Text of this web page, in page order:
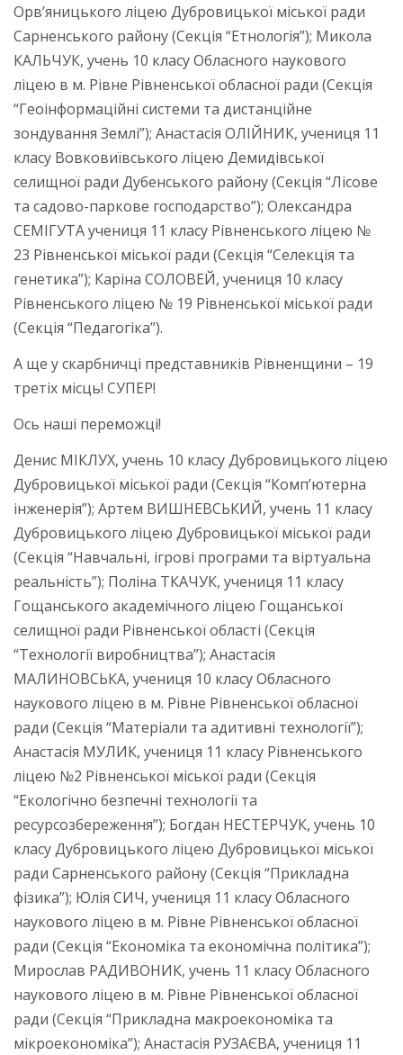
Орв’яницького ліцею Дубровицької міської ради
Сарненського району (Секція “Етнологія”); Микола
КАЛЬЧУК, учень 10 класу Обласного наукового
ліцею в м. Рівне Рівненської обласної ради (Секція
“Геоінформаційні системи та дистанційне
зондування Землі”); Анастасія ОЛІЙНИК, учениця 11
класу Вовковиївського ліцею Демидівської
селищної ради Дубенського району (Секція “Лісове
та садово-паркове господарство”); Олександра
СЕМІГУТА учениця 11 класу Рівненського ліцею №
23 Рівненської міської ради (Секція “Селекція та
генетика”); Каріна СОЛОВЕЙ, учениця 10 класу
Рівненського ліцею № 19 Рівненської міської ради
(Секція “Педагогіка”).
А ще у скарбничці представників Рівненщини – 19
третіх місць! СУПЕР!
Ось наші переможці!
Денис МІКЛУХ, учень 10 класу Дубровицького ліцею
Дубровицької міської ради (Секція “Комп’ютерна
інженерія”); Артем ВИШНЕВСЬКИЙ, учень 11 класу
Дубровицького ліцею Дубровицької міської ради
(Секція “Навчальні, ігрові програми та віртуальна
реальність”); Поліна ТКАЧУК, учениця 11 класу
Гощанського академічного ліцею Гощанської
селищної ради Рівненської області (Секція
“Технології виробництва”); Анастасія
МАЛИНОВСЬКА, учениця 10 класу Обласного
наукового ліцею в м. Рівне Рівненської обласної
ради (Секція “Матеріали та адитивні технології”);
Анастасія МУЛИК, учениця 11 класу Рівненського
ліцею №2 Рівненської міської ради (Секція
“Екологічно безпечні технології та
ресурсозбереження”); Богдан НЕСТЕРЧУК, учень 10
класу Дубровицького ліцею Дубровицької міської
ради Сарненського району (Секція “Прикладна
фізика”); Юлія СИЧ, учениця 11 класу Обласного
наукового ліцею в м. Рівне Рівненської обласної
ради (Секція “Економіка та економічна політика”);
Мирослав РАДИВОНИК, учень 11 класу Обласного
наукового ліцею в м. Рівне Рівненської обласної
ради (Секція “Прикладна макроекономіка та
мікроекономіка”); Анастасія РУЗАЄВА, учениця 11